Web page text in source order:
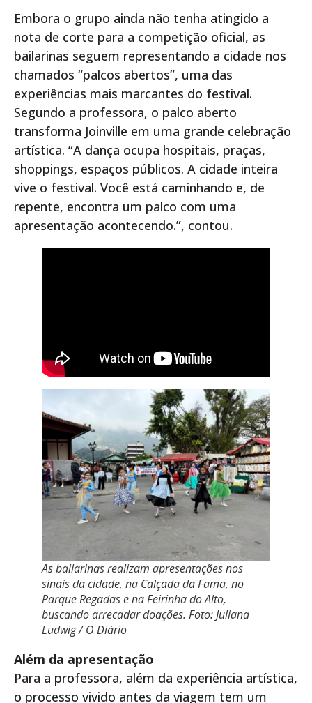
Embora o grupo ainda não tenha atingido a
nota de corte para a competição oficial, as
bailarinas seguem representando a cidade nos
chamados “palcos abertos”, uma das
experiências mais marcantes do festival.
Segundo a professora, o palco aberto
transforma Joinville em uma grande celebração
artística. “A dança ocupa hospitais, praças,
shoppings, espaços públicos. A cidade inteira
vive o festival. Você está caminhando e, de
repente, encontra um palco com uma
apresentação acontecendo.”, contou.
As bailarinas realizam apresentações nos
sinais da cidade, na Calçada da Fama, no
Parque Regadas e na Feirinha do Alto,
buscando arrecadar doações. Foto: Juliana
Ludwig / O Diário
Além da apresentação
Para a professora, além da experiência artística,
o processo vivido antes da viagem tem um